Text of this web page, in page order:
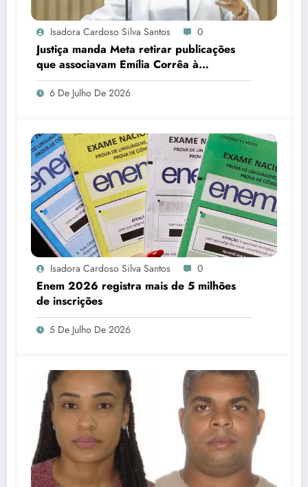
Isadora Cardoso Silva Santos 0
Justiça manda Meta retirar publicações
que associavam Emília Corrêa à
corrupção e identificar responsáveis
6 De Julho De 2026
Isadora Cardoso Silva Santos 0
Enem 2026 registra mais de 5 milhões
de inscrições
5 De Julho De 2026